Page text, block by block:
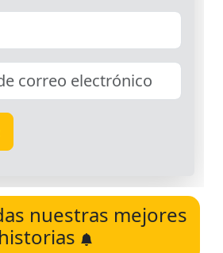
nuestras mejores
historias